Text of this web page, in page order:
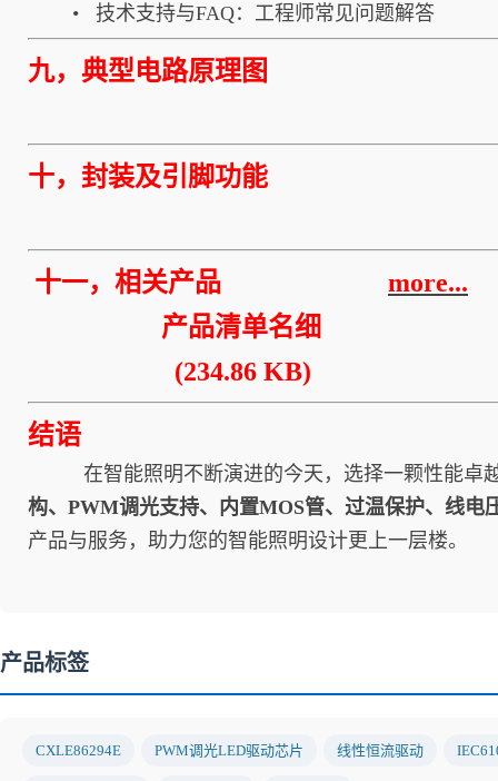
• 技术支持与FAQ：工程师常见问题解答
九， 典型电路原理图
十，封装及引脚功能
十一，相关产品 more...
产品清单名细
(234.86 KB)
结语
在智能照明不断演进的今天，选择一颗性能卓越
构、PWM调光支持、内置MOS管、过温保护、线电
产品与服务，助力您的智能照明设计更上一层楼。
产品标签
CXLE86294E PWM调光LED驱动芯片 线性恒流驱动